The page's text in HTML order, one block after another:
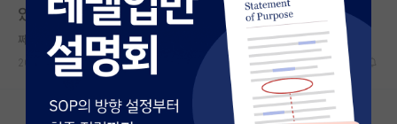
연구실&오픈랩
커뮤니티
커뮤니티 홈
있을까요?
쩨쩨한 그레고어 멘델
2024.03.15 5 5077